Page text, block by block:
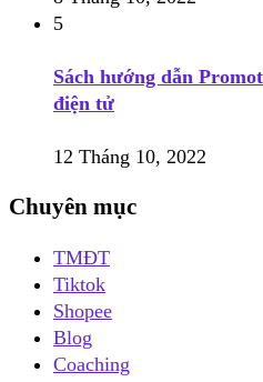
5
Sách hướng dẫn
điện tử
12 Tháng 10, 2022
Chuyên mục
TMĐT
Tiktok
Shopee
Blog
Coaching